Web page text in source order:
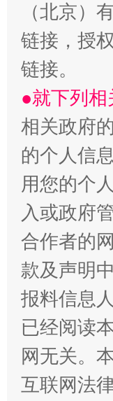
“刷贴
揭批美
（北京）
链接，授
链接。
●就下列
相关政府
的个人信
用您的个
入或政府
合作者的
款及声明
报料信息
已经阅读
网无关。
互联网法